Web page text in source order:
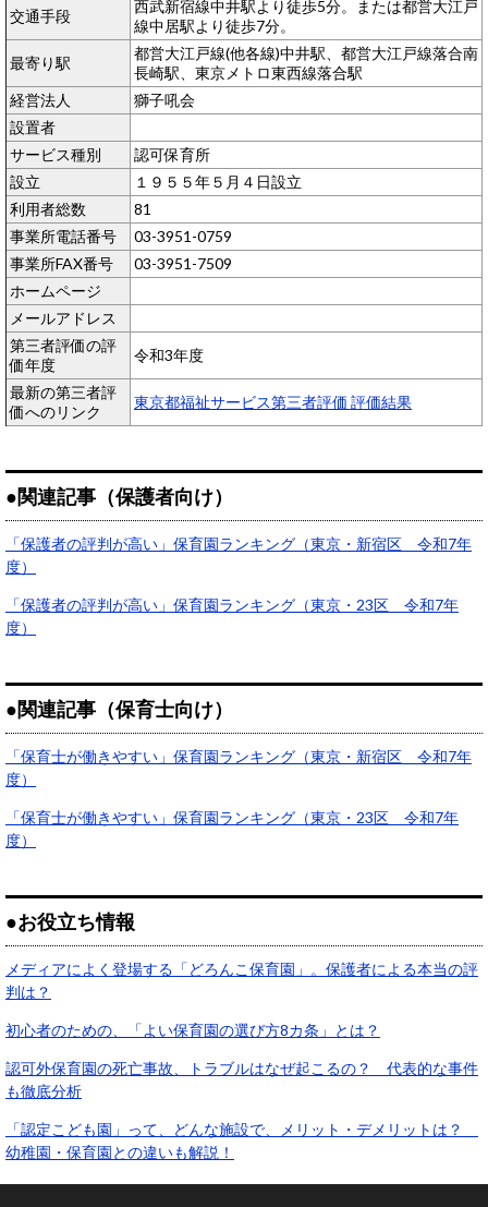
交通手段
西武新宿線中井駅より徒歩5分。または都営大江戸
線中居駅より徒歩7分。
最寄り駅
都営大江戸線(他各線)中井駅、都営大江戸線落合南
長崎駅、東京メトロ東西線落合駅
経営法人
獅子吼会
設置者
サービス種別
認可保育所
設立
１９５５年５月４日設立
利用者総数
81
事業所電話番号
03-3951-0759
事業所FAX番号
03-3951-7509
ホームページ
メールアドレス
第三者評価の評
価年度
令和3年度
最新の第三者評
価へのリンク
東京都福祉サービス第三者評価 評価結果
●関連記事（保護者向け）
「保護者の評判が高い」保育園ランキング（東京・新宿区 令和7年
度）
「保護者の評判が高い」保育園ランキング（東京・23区 令和7年
度）
●関連記事（保育士向け）
「保育士が働きやすい」保育園ランキング（東京・新宿区 令和7年
度）
「保育士が働きやすい」保育園ランキング（東京・23区 令和7年
度）
●お役立ち情報
メディアによく登場する「どろんこ保育園」。保護者による本当の評
判は？
初心者のための、「よい保育園の選び方8カ条」とは？
認可外保育園の死亡事故、トラブルはなぜ起こるの？ 代表的な事件
も徹底分析
「認定こども園」って、どんな施設で、メリット・デメリットは？
幼稚園・保育園との違いも解説！